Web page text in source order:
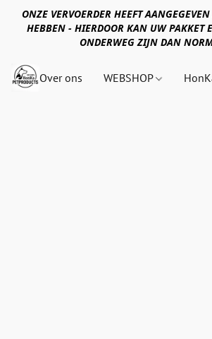
ONZE VERVOERDER HEEFT
HEBBEN - HIERDOOR KAN UW PAKKET
ONDERWEG ZIJN DAN
Over ons WEBSHOP